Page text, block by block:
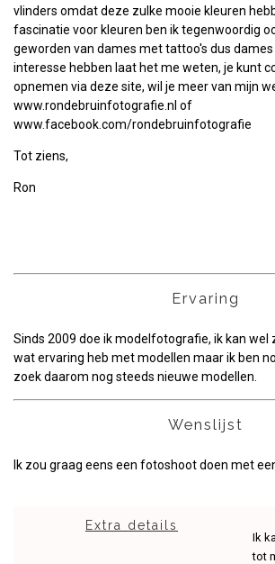
vlinders omdat deze zulke mooie kleuren
fascinatie voor kleuren ben ik tegenwoordig
geworden van dames met tattoo's dus
interesse hebben laat het me weten, je kunt
opnemen via deze site, wil je meer van mijn
www.rondebruinfotografie.nl of
www.facebook.com/rondebruinfotografie
Tot ziens,
Ron
Ervaring
Sinds 2009 doe ik modelfotografie, ik kan wel
wat ervaring heb met modellen maar ik ben
zoek daarom nog steeds nieuwe modellen.
Wenslijst
Ik zou graag eens een fotoshoot doen met
Extra details
Ik
tot